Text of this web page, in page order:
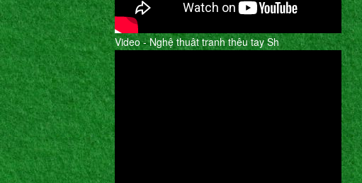
Video - Nghệ thuât tranh thêu tay Sh